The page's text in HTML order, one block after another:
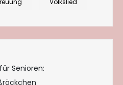
Senioren: